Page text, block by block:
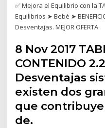
✅ Mejora el Equilibrio con la
Equilibrios ➤ Bebé ➤
Desventajas. MEJOR OFERTA
8 Nov 2017
CONTENIDO
Desventajas
existen dos
que
de.